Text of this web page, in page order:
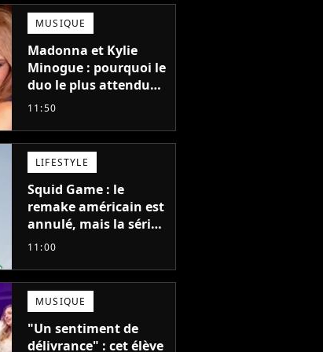
MUSIQUE
Madonna et Kylie
Minogue : pourquoi le
duo le plus attendu
de la pop a mis 25 ans
11:50
LIFESTYLE
Squid Game : le
remake américain est
annulé, mais la série
la plus vue sur Netflix
version française
11:00
MUSIQUE
"Un sentiment de
délivrance" : cet élève